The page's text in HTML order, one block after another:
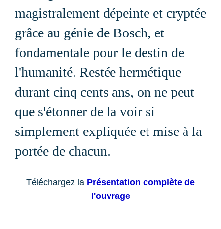
magistralement dépeinte et cryptée
grâce au génie de Bosch, et
fondamentale pour le destin de
l'humanité. Restée hermétique
durant cinq cents ans, on ne peut
que s'étonner de la voir si
simplement expliquée et mise à la
portée de chacun.
Téléchargez la Présentation complète de
l'ouvrage